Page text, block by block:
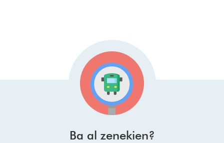
Ba al zenekien?